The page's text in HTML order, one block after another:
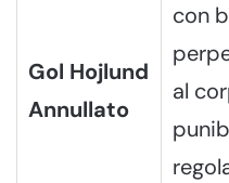
Gol Hojlund
Annullato
con
al